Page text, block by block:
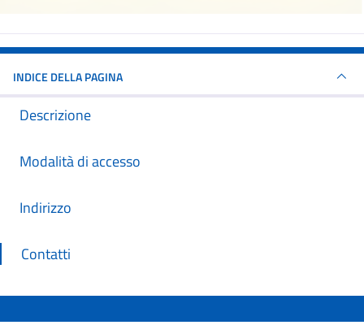
INDICE DELLA PAGINA
Descrizione
Modalità di accesso
Indirizzo
Contatti